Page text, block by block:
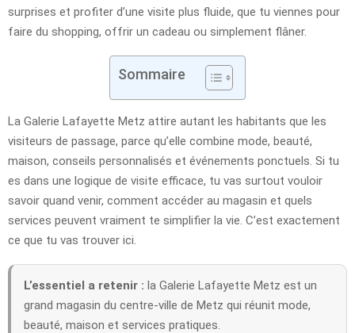
surprises et profiter d’une visite plus fluide, que tu viennes pour
faire du shopping, offrir un cadeau ou simplement flâner.
Sommaire
La Galerie Lafayette Metz attire autant les habitants que les
visiteurs de passage, parce qu’elle combine mode, beauté,
maison, conseils personnalisés et événements ponctuels. Si tu
es dans une logique de visite efficace, tu vas surtout vouloir
savoir quand venir, comment accéder au magasin et quels
services peuvent vraiment te simplifier la vie. C’est exactement
ce que tu vas trouver ici.
L’essentiel a retenir : la Galerie Lafayette Metz est un
grand magasin du centre-ville de Metz qui réunit mode,
beauté, maison et services pratiques.